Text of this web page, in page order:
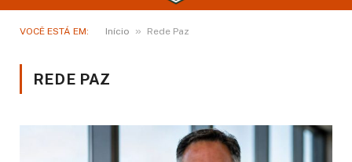
VOCÊ ESTÁ EM: Início » Rede Paz
REDE PAZ